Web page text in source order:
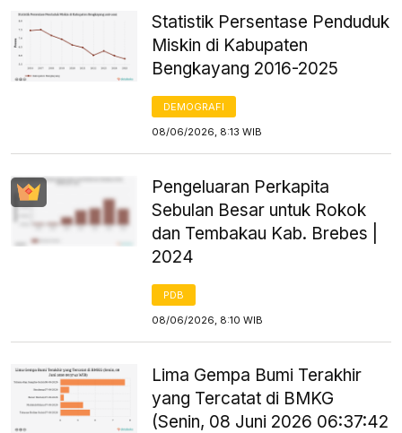
Statistik Persentase Penduduk
Miskin di Kabupaten
Bengkayang 2016-2025
DEMOGRAFI
08/06/2026, 8:13 WIB
Pengeluaran Perkapita
Sebulan Besar untuk Rokok
dan Tembakau Kab. Brebes |
2024
PDB
08/06/2026, 8:10 WIB
Lima Gempa Bumi Terakhir
yang Tercatat di BMKG
(Senin, 08 Juni 2026 06:37:42